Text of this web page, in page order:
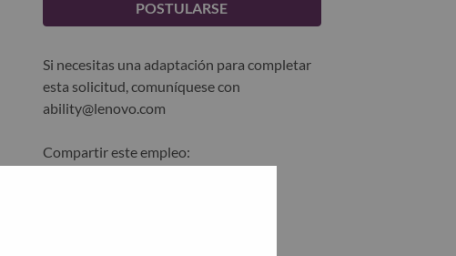
POSTULARSE
Si necesitas una adaptación para completar
esta solicitud, comuníquese con
ability@lenovo.com
Compartir este empleo: